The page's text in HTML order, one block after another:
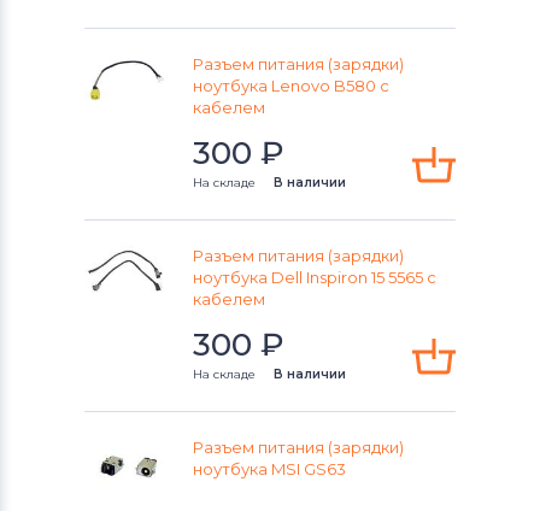
Разъем питания (зарядки)
ноутбука Lenovo B580 с
кабелем
300 ₽
На складе В наличии
Разъем питания (зарядки)
ноутбука Dell Inspiron 15 5565 с
кабелем
300 ₽
На складе В наличии
Разъем питания (зарядки)
ноутбука MSI GS63